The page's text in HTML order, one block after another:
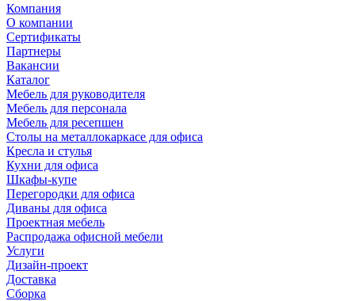
Компания
О компании
Сертификаты
Партнеры
Вакансии
Каталог
Мебель для руководителя
Мебель для персонала
Мебель для ресепшен
Столы на металлокаркасе для офиса
Кресла и стулья
Кухни для офиса
Шкафы-купе
Перегородки для офиса
Диваны для офиса
Проектная мебель
Распродажа офисной мебели
Услуги
Дизайн-проект
Доставка
Сборка